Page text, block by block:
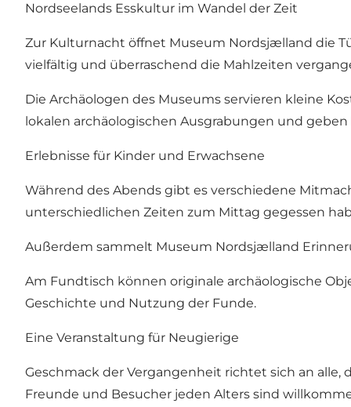
Nordseelands Esskultur im Wandel der Zeit
Zur Kulturnacht öffnet Museum Nordsjælland die
vielfältig und überraschend die Mahlzeiten
Die Archäologen des Museums servieren kleine
lokalen archäologischen Ausgrabungen und
Erlebnisse für Kinder und Erwachsene
Während des Abends gibt es verschiedene
unterschiedlichen Zeiten zum Mittag gegessen
Außerdem sammelt Museum Nordsjælland
Am Fundtisch können originale archäologische
Geschichte und Nutzung der Funde.
Eine Veranstaltung für Neugierige
Geschmack der Vergangenheit richtet sich an alle,
Freunde und Besucher jeden Alters sind